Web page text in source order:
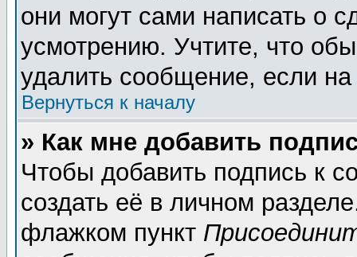
они могут сами написать о
усмотрению. Учтите, что
удалить сообщение, если на
Вернуться к началу
» Как мне добавить
Чтобы добавить подпись к
создать её в личном
флажком пункт